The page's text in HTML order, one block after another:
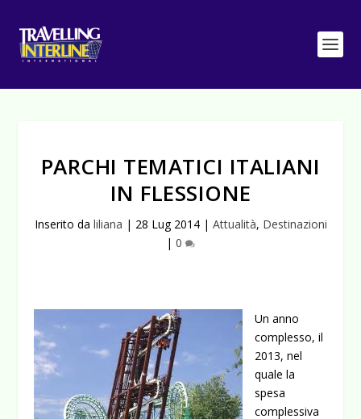
PARCHI TEMATICI ITALIANI
IN FLESSIONE
Inserito da liliana | 28 Lug 2014| Attualità, Destinazioni
| 0
Un anno
complesso, il
2013, nel
quale la
spesa
complessiva